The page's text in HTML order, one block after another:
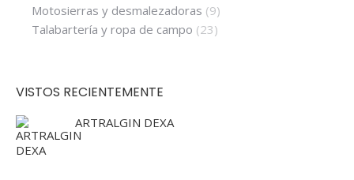
Motosierras y desmalezadoras (9)
Talabartería y ropa de campo (23)
VISTOS RECIENTEMENTE
ARTRALGIN DEXA